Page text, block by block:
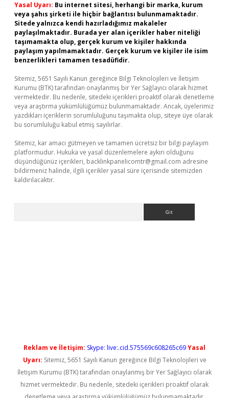
Yasal Uyarı: Bu internet sitesi, herhangi bir marka, kurum
veya şahıs şirketi ile hiçbir bağlantısı bulunmamaktadır.
Sitede yalnızca kendi hazırladığımız makaleler
paylaşılmaktadır. Burada yer alan içerikler haber niteliği
taşımamakta olup, gerçek kurum ve kişiler hakkında
paylaşım yapılmamaktadır. Gerçek kurum ve kişiler ile isim
benzerlikleri tamamen tesadüfidir.
Sitemiz, 5651 Sayılı Kanun gereğince Bilgi Teknolojileri ve İletişim
Kurumu (BTK) tarafından onaylanmış bir Yer Sağlayıcı olarak hizmet
vermektedir. Bu nedenle, sitedeki içerikleri proaktif olarak denetleme
veya araştırma yükümlülüğümüz bulunmamaktadır. Ancak, üyelerimiz
yazdıkları içeriklerin sorumluluğunu taşımakta olup, siteye üye olarak
bu sorumluluğu kabul etmiş sayılırlar.
Sitemiz, kar amacı gütmeyen ve tamamen ücretsiz bir bilgi paylaşım
platformudur. Hukuka ve yasal düzenlemelere aykırı olduğunu
düşündüğünüz içerikleri, backlinkpanelicomtr@gmail.com adresine
bildirmeniz halinde, ilgili içerikler yasal süre içerisinde sitemizden
kaldırılacaktır.
Reklam ve İletişim: Skype: live:.cid.575569c608265c69Yasal
Uyarı: Sitemiz, 5651 Sayılı Kanun gereğince Bilgi Teknolojileri ve
İletişim Kurumu (BTK) tarafından onaylanmış bir Yer Sağlayıcı olarak
hizmet vermektedir. Bu nedenle, sitedeki içerikleri proaktif olarak